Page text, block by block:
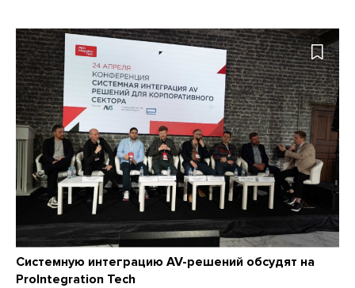
Системную интеграцию AV-решений обсудят на
ProIntegration Tech